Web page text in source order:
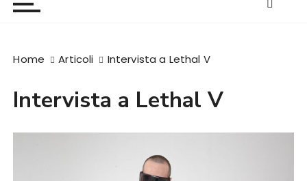
Home Articoli Intervista a Lethal V
Intervista a Lethal V